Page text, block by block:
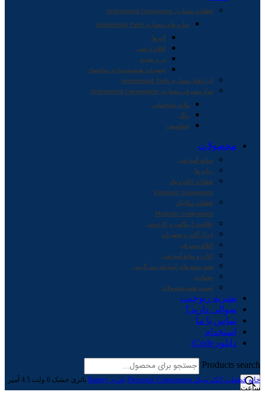
قطعات معماری Architectural Components
سازه های معماری Architectural Parts
آجرها
اقلام تزئینی
در و پنجره
تجهیزات هوشمندسازی ساختمان
ابزارهای معماری Architectural Tools
مواد مصرفی معماری Architectural Consumables
ملات ساختمانی
رنگ
فنداسیون
محصولات
صنایع آموزشی
ربات ها
قطعات الکترونیک
Electronic Components
قطعات مکانیک
Mechanic Components
خلاقیت اریگامی و کاردستی
ابزار آلات و تجهیزات
اقلام مصرفی
کتاب و منابع آموزشی
همه بسته های آموزشی-سرگرمی
معماری
لیست همه محصولات
نشریه ربوچیپ
سوالی دارید؟
تماس با ما
استخدام
دانلود iCode
Products search
خانه قطعات الکترونیک Electronic Components باتری Battery
باتری خشک 6 ولت 4.5 آمپر
ساعت